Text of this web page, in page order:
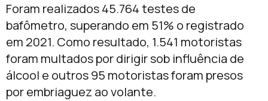
Foram realizados 45.764 testes de
bafômetro, superando em 51% o registrado
em 2021. Como resultado, 1.541 motoristas
foram multados por dirigir sob influência de
álcool e outros 95 motoristas foram presos
por embriaguez ao volante.